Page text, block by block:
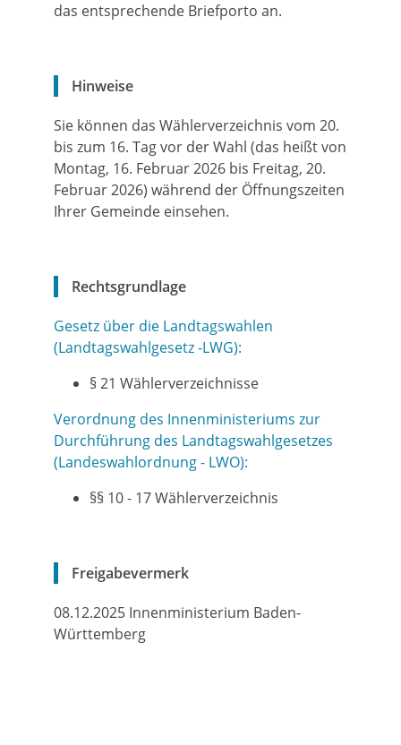
das entsprechende Briefporto an.
Hinweise
Sie können das Wählerverzeichnis vom 20.
bis zum 16. Tag vor der Wahl (das heißt von
Montag, 16. Februar 2026 bis Freitag, 20.
Februar 2026) während der Öffnungszeiten
Ihrer Gemeinde einsehen.
Rechtsgrundlage
Gesetz über die Landtagswahlen
(Landtagswahlgesetz -LWG):
§ 21 Wählerverzeichnisse
Verordnung des Innenministeriums zur
Durchführung des Landtagswahlgesetzes
(Landeswahlordnung - LWO):
§§ 10 - 17 Wählerverzeichnis
Freigabevermerk
08.12.2025 Innenministerium Baden-
Württemberg